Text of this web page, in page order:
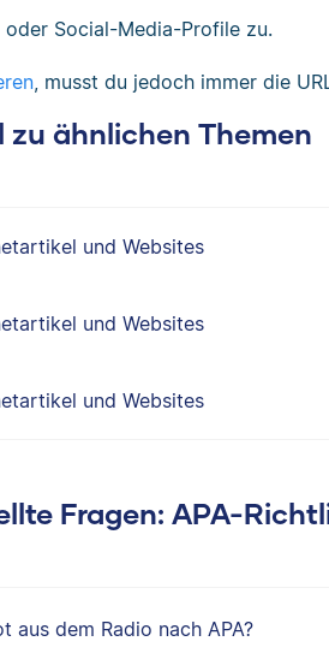
Social-Media-Profile zu.
, musst du jedoch immer die
zu ähnlichen Themen
und Websites
und Websites
und Websites
Fragen: APA-
aus dem Radio nach APA?